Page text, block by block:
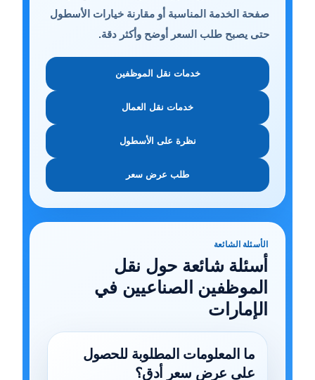
صفحة الخدمة المناسبة أو مقارنة خيارات الأسطول
حتى يصبح طلب السعر أوضح وأكثر دقة.
خدمات نقل الموظفين
خدمات نقل العمال
نظرة على الأسطول
طلب عرض سعر
الأسئلة الشائعة
أسئلة شائعة حول نقل
الموظفين الصناعيين في
الإمارات
ما المعلومات المطلوبة للحصول
على عرض سعر أدق؟